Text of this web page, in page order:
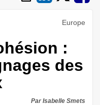
Europe
:
des
Par Isabelle Smets